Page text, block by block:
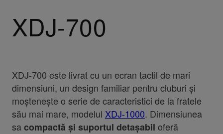
XDJ-700
XDJ-700 este livrat cu un ecran tactil de mari
dimensiuni, un design familiar pentru cluburi și
moștenește o serie de caracteristici de la fratele
său mai mare, modelul XDJ-1000. Dimensiunea
sacompactă și suportul detașabil oferă